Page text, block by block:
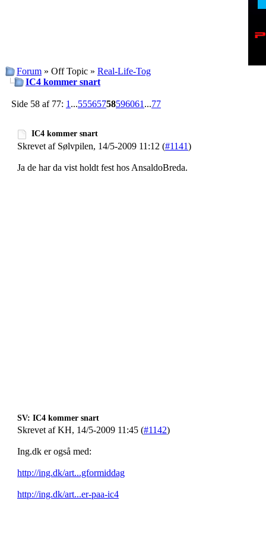
Forum » Off Topic » Real-Life-Tog
IC4 kommer snart
Side 58 af 77: 1 ...55565758596061 ...77
IC4 kommer snart
Skrevet af Sølvpilen, 14/5-2009 11:12 (#1141)
Ja de har da vist holdt fest hos AnsaldoBreda.
SV: IC4 kommer snart
Skrevet af KH, 14/5-2009 11:45 (#1142)
Ing.dk er også med:
http://ing.dk/art...gformiddag
http://ing.dk/art...er-paa-ic4